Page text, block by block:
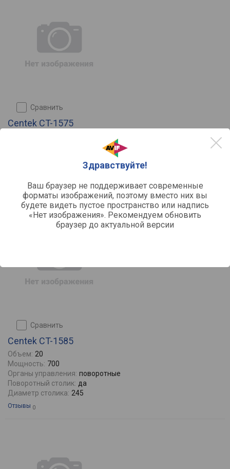
Здравствуйте!
Ваш браузер не поддерживает современные
форматы изображений, поэтому вместо них вы
будете видеть пустое пространство или надпись
«Нет изображения». Рекомендуем обновить
браузер до актуальной версии
сравнить
Centek CT-1575
поворотные
да
Отзывы 0
сравнить
Centek CT-1585
Объем: 20
Мощность: 700
Органы управления: поворотные
Поворотный столик: да
Диаметр столика: 245
Отзывы 0